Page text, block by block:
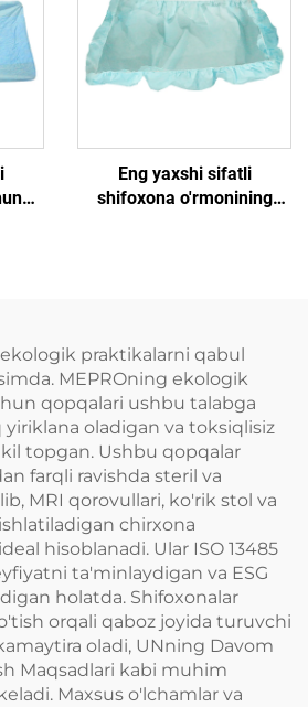
Eng yaxshi sifatli
shifoxona o'rmonining
praktikalarni qabul
MEPROning ekologik
qopqalari ushbu talabga
yiriklana oladigan va toksiqlisiz
topgan. Ushbu qopqalar
farqli ravishda steril va
MRI qorovullari, ko'rik stol va
chirxona
hisoblanadi. Ular ISO 13485
ta'minlaydigan va ESG
holatda. Shifoxonalar
orqali qaboz joyida turuvchi
oladi, UNning Davom
Maqsadlari kabi muhim
Maxsus o'lchamlar va